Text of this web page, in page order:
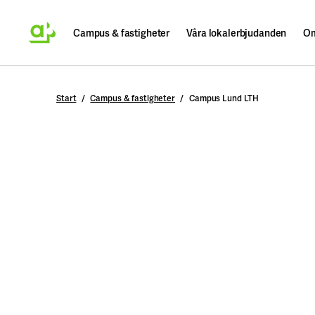
Campus & fastigheter Våra lokalerbjudanden
Sök
Start Campus & fastigheter Campus Lund LTH